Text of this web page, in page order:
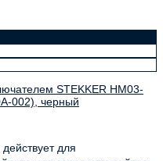
STEKKER HM03-
002), черный
для